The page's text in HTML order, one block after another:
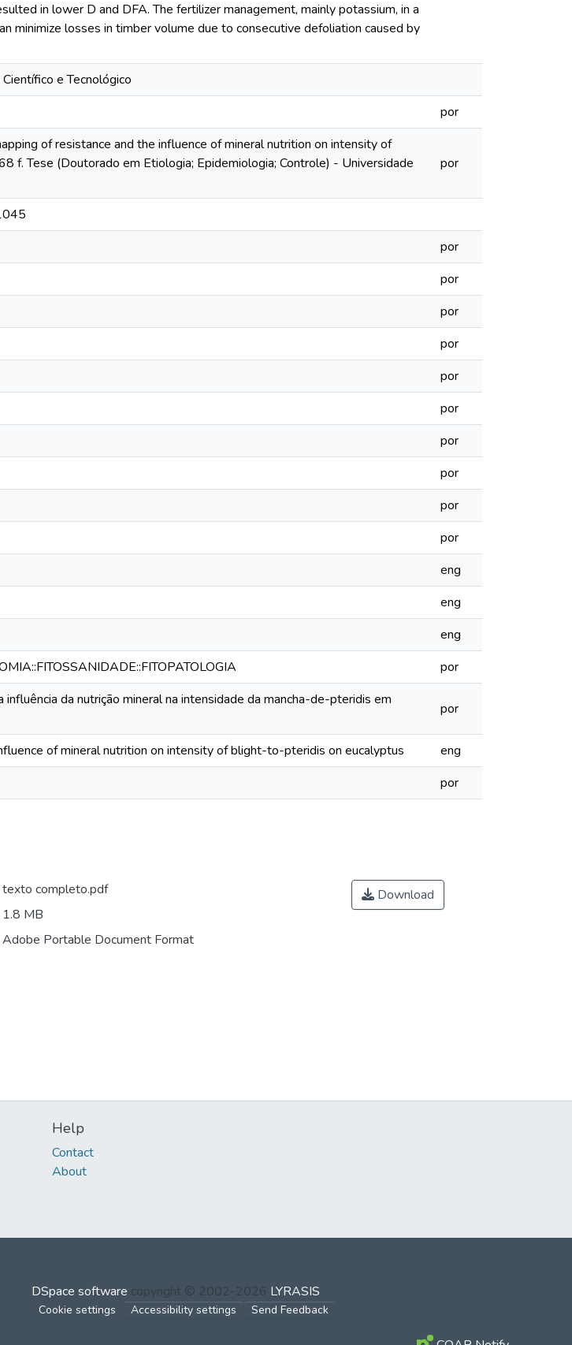
in lower D and DFA. The fertilizer management, mainly potassium, in a
minimize losses in timber volume due to consecutive defoliation caused by
e Tecnológico
por
of resistance and the influence of mineral nutrition on intensity of
f. Tese (Doutorado em Etiologia; Epidemiologia; Controle) - Universidade
por
por
por
por
por
por
por
por
por
por
por
eng
eng
eng
por
da nutrição mineral na intensidade da mancha-de-pteridis em
por
of mineral nutrition on intensity of blight-to-pteridis on eucalyptus
eng
por
texto completo.pdf
1.8 MB
Adobe Portable Document Format
Download
Help
Contact
About
DSpace software copyright © 2002-2026 LYRASIS
Cookie settings Accessibility settings Send Feedback